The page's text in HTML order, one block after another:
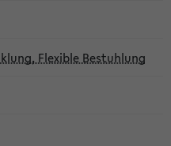
Flexible Bestuhlung